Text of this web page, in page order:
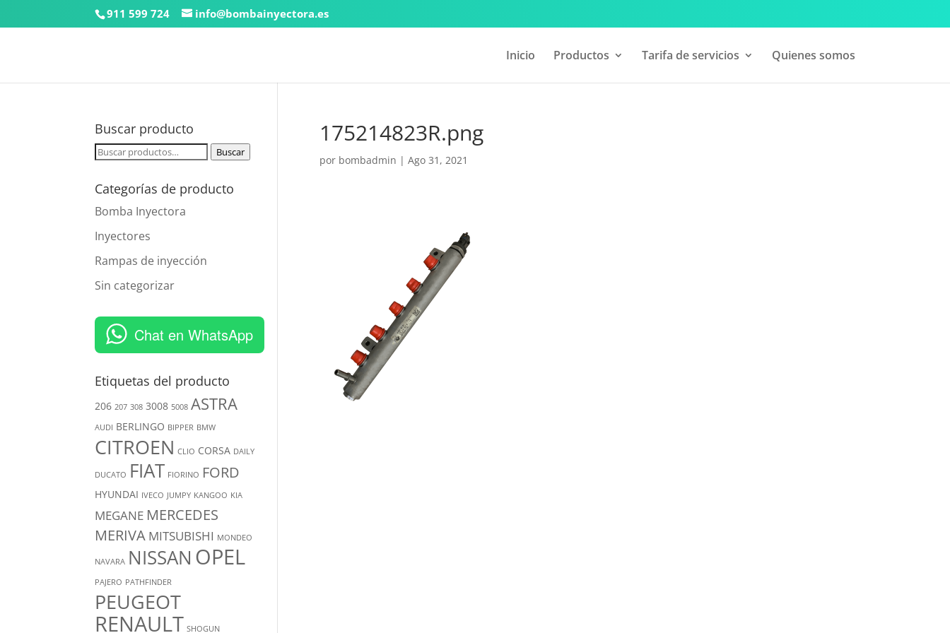
911 599 724 info@bombainyectora.es
Inicio Productos Tarifa de servicios Quienes somos
175214823R.png
por bombadmin | Ago 31, 2021
Buscar producto
Buscar
Buscar
Categorías de producto
Bomba Inyectora
Inyectores
Rampas de inyección
Sin categorizar
Chat en WhatsApp
Etiquetas del producto
206 207 308 3008 5008 ASTRA
AUDI BERLINGO BIPPER BMW
CITROEN CLIO CORSA DAILY
DUCATO FIAT FIORINO FORD
HYUNDAI IVECO JUMPY KANGOO KIA
MEGANE MERCEDES
MERIVA MITSUBISHI MONDEO
NAVARA NISSAN OPEL
PAJERO PATHFINDER
PEUGEOT
RENAULT SHOGUN